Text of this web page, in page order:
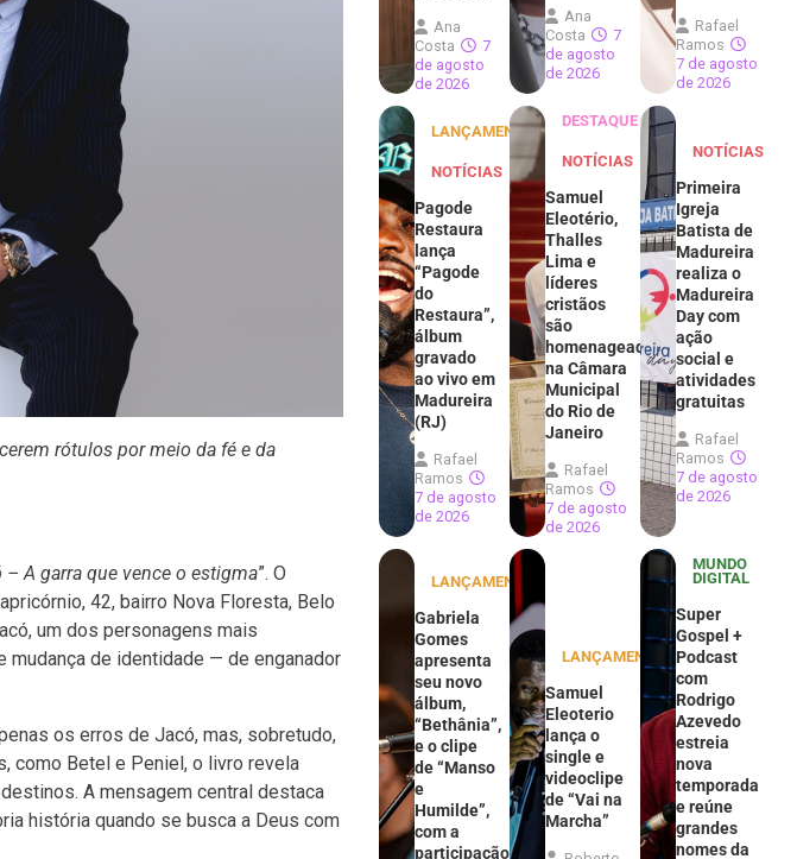
rótulos por meio da fé e da
– A garra que vence o estigma”. O
42, bairro Nova Floresta, Belo
um dos personagens mais
mudança de identidade — de enganador
os erros de Jacó, mas, sobretudo,
como Betel e Peniel, o livro revela
A mensagem central destaca
história quando se busca a Deus com
Ana
Costa
7
de agosto
de 2026
Ana
Costa
7
de agosto
de 2026
Rafael
Ramos
7 de agosto
de 2026
LANÇAMENTOS
NOTÍCIAS
Pagode
Restaura
lança
“Pagode
do
Restaura”,
álbum
gravado
ao vivo em
Madureira
(RJ)
Rafael
Ramos
7 de agosto
de 2026
DESTAQUE
NOTÍCIAS
Samuel
Eleotério,
Thalles
Lima e
líderes
cristãos
são
homenageados
na Câmara
Municipal
do Rio de
Janeiro
Rafael
Ramos
7 de agosto
de 2026
NOTÍCIAS
Primeira
Igreja
Batista de
Madureira
realiza o
Madureira
Day com
ação
social e
atividades
gratuitas
Rafael
Ramos
7 de agosto
de 2026
LANÇAMENTOS
Gabriela
Gomes
apresenta
seu novo
álbum,
“Bethânia”,
e o clipe
de “Manso
e
Humilde”,
com a
participação
LANÇAMENTOS
Samuel
Eleoterio
lança o
single e
videoclipe
de “Vai na
Marcha”
MUNDO
DIGITAL
Super
Gospel +
Podcast
com
Rodrigo
Azevedo
estreia
nova
temporada
e reúne
grandes
nomes da